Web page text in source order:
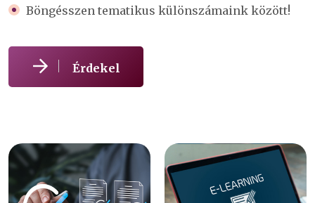
Böngésszen tematikus különszámaink között!
Érdekel